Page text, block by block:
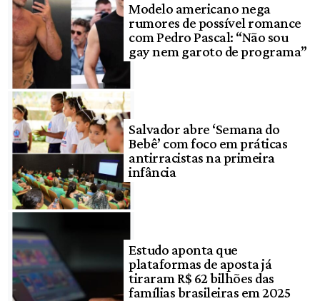
Modelo americano nega
rumores de possível romance
com Pedro Pascal: “Não sou
gay nem garoto de programa”
Salvador abre ‘Semana do
Bebê’ com foco em práticas
antirracistas na primeira
infância
Estudo aponta que
plataformas de aposta já
tiraram R$ 62 bilhões das
famílias brasileiras em 2025